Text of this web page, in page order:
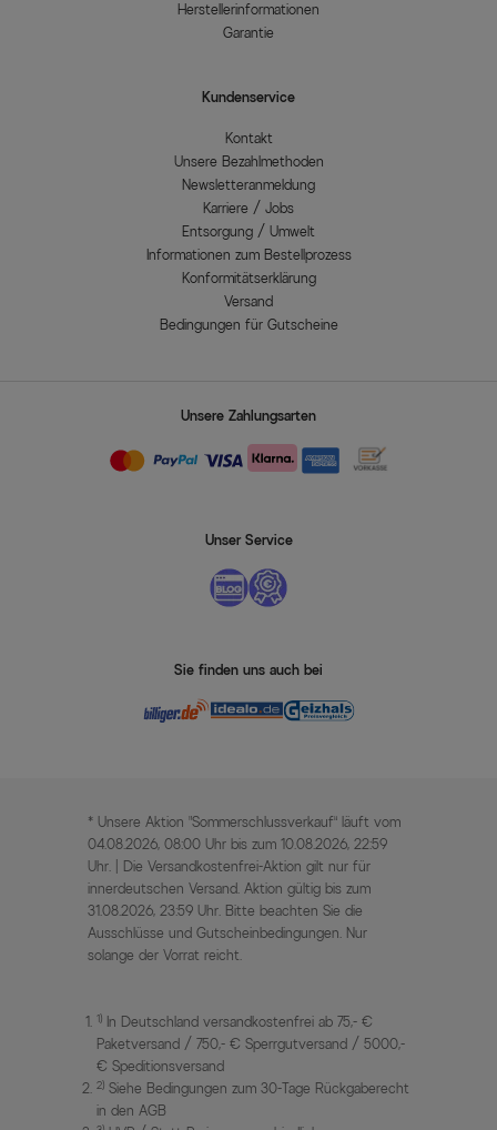
Herstellerinformationen
Garantie
Kundenservice
Kontakt
Unsere Bezahlmethoden
Newsletteranmeldung
Karriere / Jobs
Entsorgung / Umwelt
Informationen zum Bestellprozess
Konformitätserklärung
Versand
Bedingungen für Gutscheine
Unsere Zahlungsarten
Unser Service
Sie finden uns auch bei
* Unsere Aktion „Sommerschlussverkauf“ läuft vom
04.08.2026, 08:00 Uhr bis zum 10.08.2026, 22:59
Uhr. | Die Versandkostenfrei-Aktion gilt nur für
innerdeutschen Versand. Aktion gültig bis zum
31.08.2026, 23:59 Uhr. Bitte beachten Sie die
Ausschlüsse und Gutscheinbedingungen. Nur
solange der Vorrat reicht.
1) In Deutschland versandkostenfrei ab 75,- €
Paketversand / 750,- € Sperrgutversand / 5000,-
€ Speditionsversand
2) Siehe Bedingungen zum 30-Tage Rückgaberecht
in den AGB